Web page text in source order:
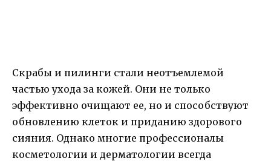
Скрабы и пилинги стали неотъемлемой
частью ухода за кожей. Они не только
эффективно очищают ее, но и способствуют
обновлению клеток и приданию здорового
сияния. Однако многие профессионалы
косметологии и дерматологии всегда